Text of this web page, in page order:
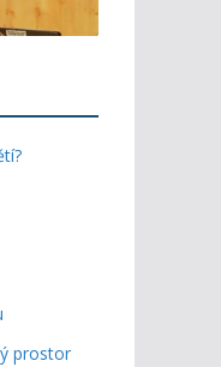
prostor